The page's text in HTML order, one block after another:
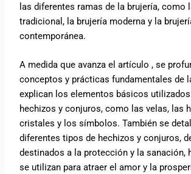
las diferentes ramas de la brujería, como
tradicional, la brujería moderna y la
contemporánea.
A medida que avanza el artículo , se
conceptos y prácticas fundamentales de
explican los elementos básicos
hechizos y conjuros, como las velas, las
cristales y los símbolos. También se
diferentes tipos de hechizos y conjuros,
destinados a la protección y la sanación,
se utilizan para atraer el amor y la